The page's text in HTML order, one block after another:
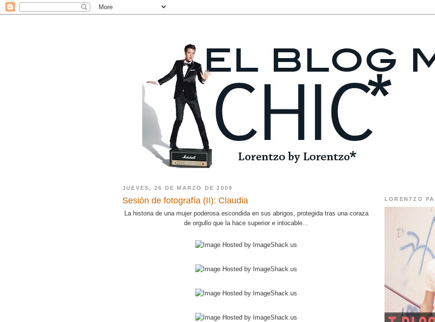
JUEVES, 26 DE MARZO DE 2009
Sesión de fotografía (II): Claudia
La historia de una mujer poderosa escondida en sus abrigos, protegida tras una coraza
de orgullo que la hace superior e intocable...
LORENTZO